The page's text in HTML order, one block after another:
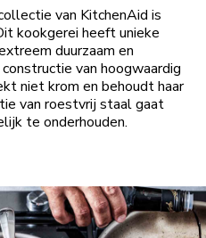
van KitchenAid is
kookgerei heeft unieke
duurzaam en
van hoogwaardig
niet krom en behoudt haar
van roestvrij staal gaat
te onderhouden.